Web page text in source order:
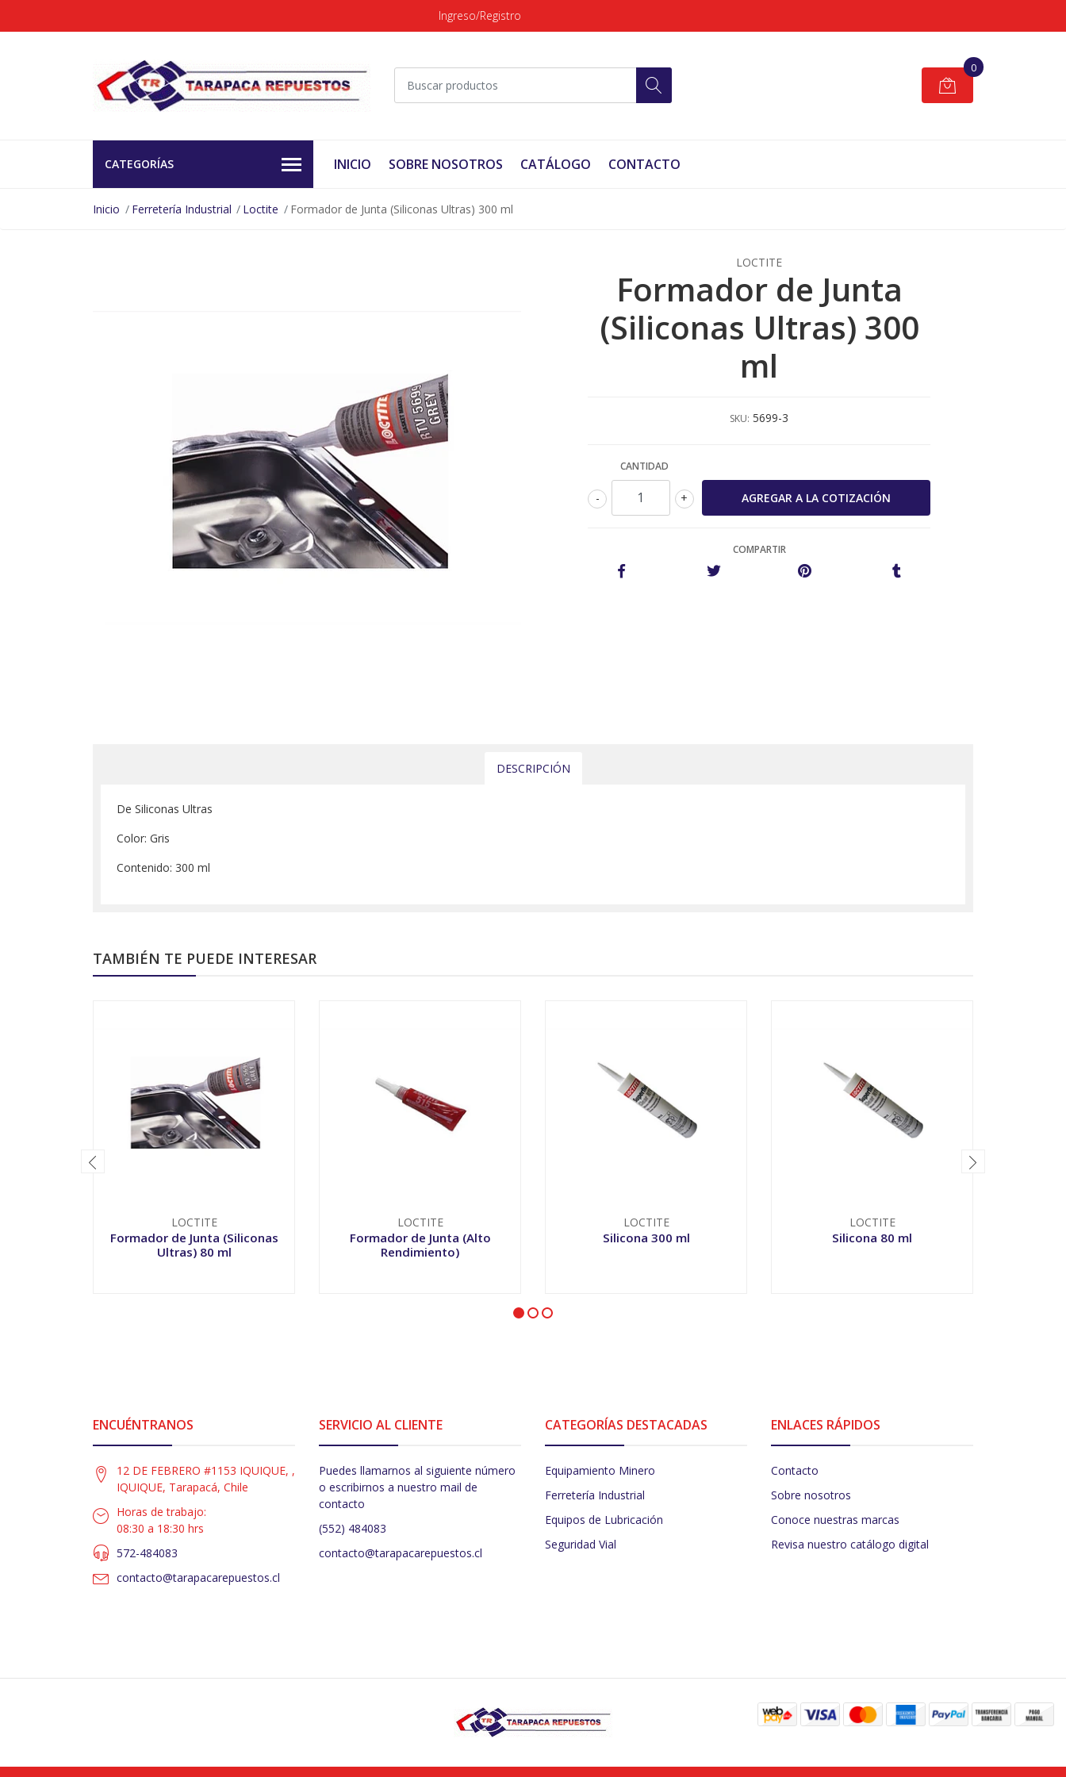
Ingreso/Registro
0
CATEGORÍAS INICIO SOBRE NOSOTROS CATÁLOGO CONTACTO
Inicio Ferretería Industrial Loctite Formador de Junta (Siliconas Ultras) 300 ml
LOCTITE
Formador de Junta
(Siliconas Ultras) 300
ml
SKU: 5699-3
CANTIDAD
+
-
COMPARTIR
DESCRIPCIÓN
De Siliconas Ultras
Color: Gris
Contenido: 300 ml
TAMBIÉN TE PUEDE INTERESAR
LOCTITE
Formador de Junta (Siliconas
Ultras) 80 ml
LOCTITE
Formador de Junta (Alto
Rendimiento)
LOCTITE
Silicona 300 ml
LOCTITE
Silicona 80 ml
ENCUÉNTRANOS
12 DE FEBRERO #1153 IQUIQUE, ,
IQUIQUE, Tarapacá, Chile
Horas de trabajo:
08:30 a 18:30 hrs
572-484083
contacto@tarapacarepuestos.cl
SERVICIO AL CLIENTE
Puedes llamarnos al siguiente número
o escribirnos a nuestro mail de
contacto
(552) 484083
contacto@tarapacarepuestos.cl
CATEGORÍAS DESTACADAS
Equipamiento Minero
Ferretería Industrial
Equipos de Lubricación
Seguridad Vial
ENLACES RÁPIDOS
Contacto
Sobre nosotros
Conoce nuestras marcas
Revisa nuestro catálogo digital